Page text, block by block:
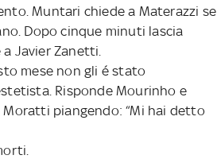
Muntari chiede a Materazzi se
Dopo cinque minuti lascia
Javier Zanetti.
mese non gli é stato
Risponde Mourinho e
piangendo: “Mi hai detto